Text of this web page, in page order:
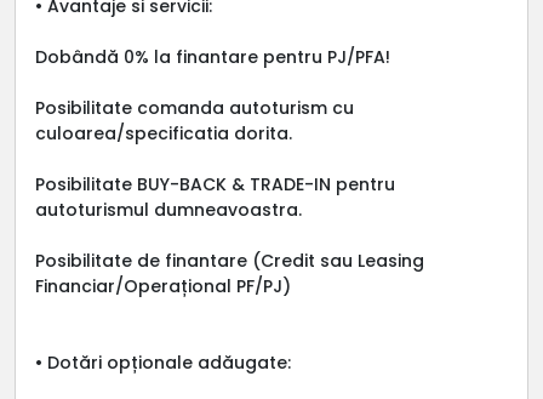
• Avantaje si servicii:
Dobândă 0% la finantare pentru PJ/PFA!
Posibilitate comanda autoturism cu
culoarea/specificatia dorita.
Posibilitate BUY-BACK & TRADE-IN pentru
autoturismul dumneavoastra.
Posibilitate de finantare (Credit sau Leasing
Financiar/Operațional PF/PJ)
• Dotări opționale adăugate: